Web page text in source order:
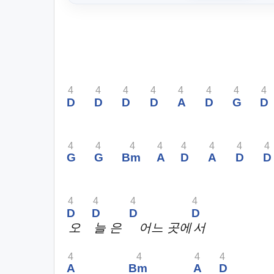
D
4
D
4
D
4
D
4
A
4
D
4
G
4
D
4
G
4
G
4
Bm
4
A
4
D
4
A
4
D
4
D
4
D
4
오
D
4
늘 은
D
4
어느 곳에
D
4
서
A
4
Bm
4
A
4
D
4